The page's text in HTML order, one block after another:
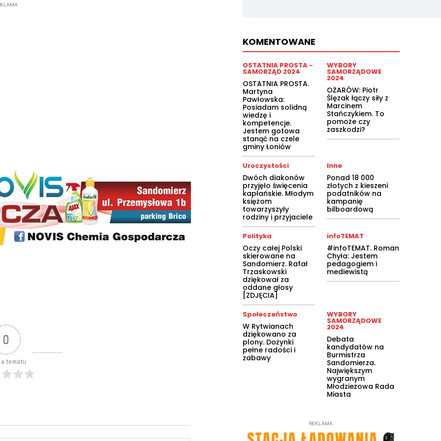
0
tematu
KOMENTOWANE
OSTATNIA PROSTA -
SAMORZĄD 2024
OSTATNIA PROSTA.
Martyna
Pawłowska:
Posiadam solidną
wiedzę i
kompetencje.
Jestem gotowa
stanąć na czele
gminy Łoniów
WYBORY
SAMORZĄDOWE
2024
OŻARÓW: Piotr
Ślęzak łączy siły z
Marcinem
Stańczykiem. To
pomoże czy
zaszkodzi?
Uroczystości
Dwóch diakonów
przyjęło święcenia
kapłańskie. Młodym
księżom
towarzyszyły
rodziny i przyjaciele
Inne
Ponad 18 000
złotych z kieszeni
podatników na
kampanię
bilboardową
Polityka
Oczy całej Polski
skierowane na
Sandomierz. Rafał
Trzaskowski
dziękował za
oddane głosy
[ZDJĘCIA]
infoTEMAT
#infoTEMAT. Roman
Chyła: Jestem
pedagogiem i
mediewistą
Społeczeństwo
W Rytwianach
dziękowano za
plony. Dożynki
pełne radości i
zabawy
WYBORY
SAMORZĄDOWE
2024
Debata
kandydatów na
Burmistrza
Sandomierza.
Największym
wygranym
Młodzieżowa Rada
Miasta
REKLAMA